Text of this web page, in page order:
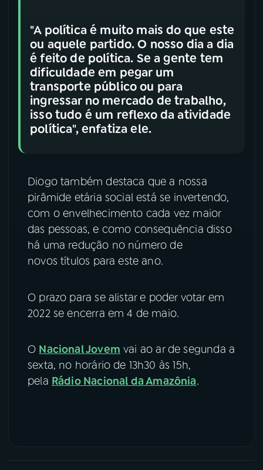
"A política é muito mais do que este
ou aquele partido. O nosso dia a dia
é feito de política. Se a gente tem
dificuldade em pegar um
transporte público ou para
ingressar no mercado de trabalho,
isso tudo é um reflexo da atividade
política", enfatiza ele.
Diogo também destaca que a nossa
pirâmide etária social está se invertendo,
com o envelhecimento cada vez maior
das pessoas, e como consequência disso
há uma redução no número de
novos títulos para este ano.
O prazo para se alistar e poder votar em
2022 se encerra em 4 de maio.
O Nacional Jovem vai ao ar de segunda a
sexta, no horário de 13h30 às 15h,
pela Rádio Nacional da Amazônia.